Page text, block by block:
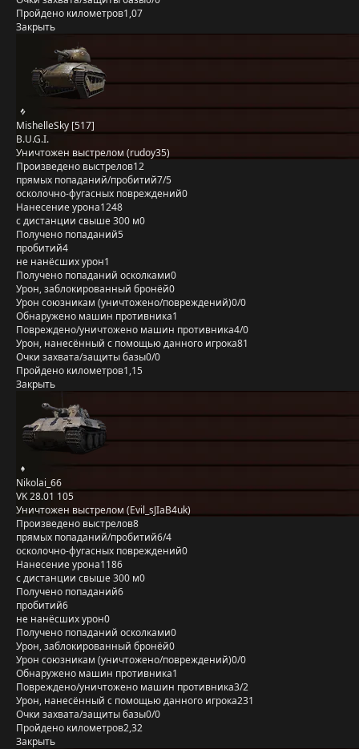
Пройдено километров1,07
Закрыть
MishelleSky [517]
B.U.G.I.
Уничтожен выстрелом (rudoy35)
Произведено выстрелов12
прямых попаданий/пробитий7/5
осколочно-фугасных повреждений0
Нанесение урона1248
с дистанции свыше 300 м0
Получено попаданий5
пробитий4
не нанёсших урон1
Получено попаданий осколками0
Урон, заблокированный бронёй0
Урон союзникам (уничтожено/повреждений)0/0
Обнаружено машин противника1
Повреждено/уничтожено машин противника4/0
Урон, нанесённый с помощью данного игрока81
Очки захвата/защиты базы0/0
Пройдено километров1,15
Закрыть
Nikolai_66
VK 28.01 105
Уничтожен выстрелом (Evil_sJIaB4uk)
Произведено выстрелов8
прямых попаданий/пробитий6/4
осколочно-фугасных повреждений0
Нанесение урона1186
с дистанции свыше 300 м0
Получено попаданий6
пробитий6
не нанёсших урон0
Получено попаданий осколками0
Урон, заблокированный бронёй0
Урон союзникам (уничтожено/повреждений)0/0
Обнаружено машин противника1
Повреждено/уничтожено машин противника3/2
Урон, нанесённый с помощью данного игрока231
Очки захвата/защиты базы0/0
Пройдено километров2,32
Закрыть